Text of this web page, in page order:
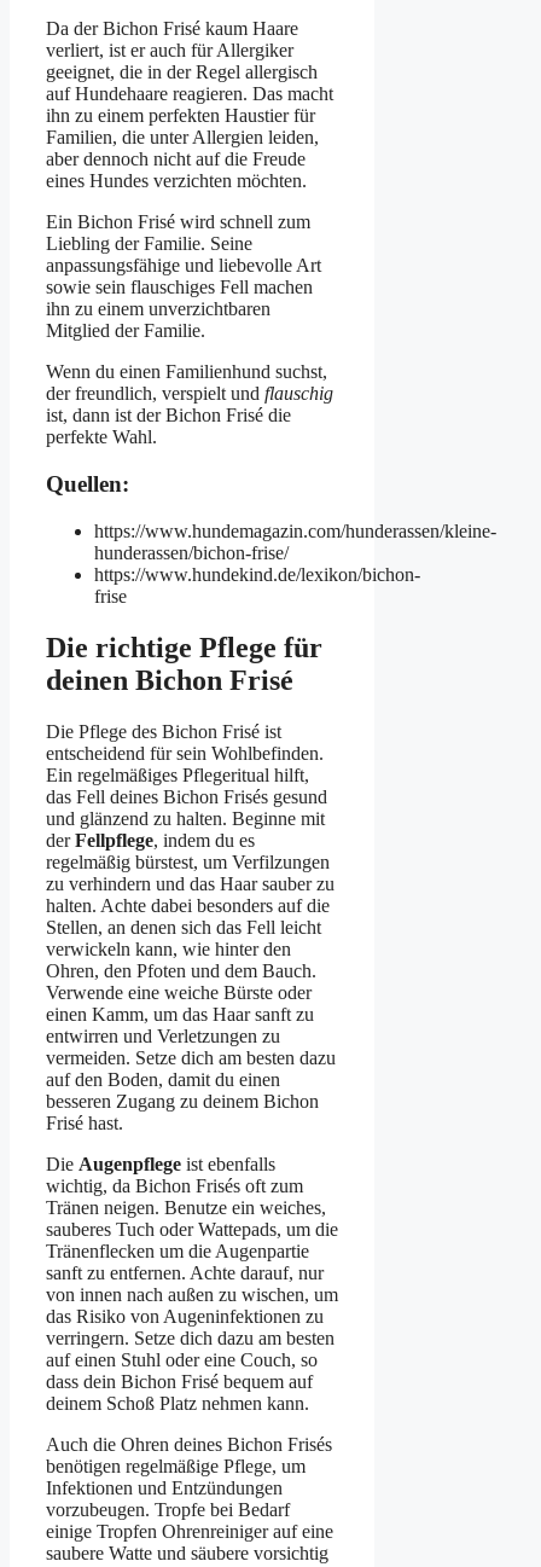
Da der Bichon Frisé kaum Haare
verliert, ist er auch für Allergiker
geeignet, die in der Regel allergisch
auf Hundehaare reagieren. Das macht
ihn zu einem perfekten Haustier für
Familien, die unter Allergien leiden,
aber dennoch nicht auf die Freude
eines Hundes verzichten möchten.
Ein Bichon Frisé wird schnell zum
Liebling der Familie. Seine
anpassungsfähige und liebevolle Art
sowie sein flauschiges Fell machen
ihn zu einem unverzichtbaren
Mitglied der Familie.
Wenn du einen Familienhund suchst,
der freundlich, verspielt und flauschig
ist, dann ist der Bichon Frisé die
perfekte Wahl.
Quellen:
https://www.hundemagazin.com/hunderassen/kleine-
hunderassen/bichon-frise/
https://www.hundekind.de/lexikon/bichon-
frise
Die richtige Pflege für
deinen Bichon Frisé
Die Pflege des Bichon Frisé ist
entscheidend für sein Wohlbefinden.
Ein regelmäßiges Pflegeritual hilft,
das Fell deines Bichon Frisés gesund
und glänzend zu halten. Beginne mit
derFellpflege, indem du es
regelmäßig bürstest, um Verfilzungen
zu verhindern und das Haar sauber zu
halten. Achte dabei besonders auf die
Stellen, an denen sich das Fell leicht
verwickeln kann, wie hinter den
Ohren, den Pfoten und dem Bauch.
Verwende eine weiche Bürste oder
einen Kamm, um das Haar sanft zu
entwirren und Verletzungen zu
vermeiden. Setze dich am besten dazu
auf den Boden, damit du einen
besseren Zugang zu deinem Bichon
Frisé hast.
Die Augenpflege ist ebenfalls
wichtig, da Bichon Frisés oft zum
Tränen neigen. Benutze ein weiches,
sauberes Tuch oder Wattepads, um die
Tränenflecken um die Augenpartie
sanft zu entfernen. Achte darauf, nur
von innen nach außen zu wischen, um
das Risiko von Augeninfektionen zu
verringern. Setze dich dazu am besten
auf einen Stuhl oder eine Couch, so
dass dein Bichon Frisé bequem auf
deinem Schoß Platz nehmen kann.
Auch die Ohren deines Bichon Frisés
benötigen regelmäßige Pflege, um
Infektionen und Entzündungen
vorzubeugen. Tropfe bei Bedarf
einige Tropfen Ohrenreiniger auf eine
saubere Watte und säubere vorsichtig